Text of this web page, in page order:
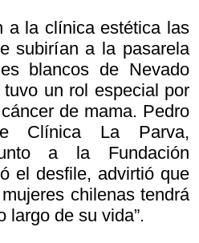
a la clínica estética las
subirían a la pasarela
blancos de Nevado
un rol especial por
de mama. Pedro
Clínica La Parva,
a la Fundación
el desfile, advirtió que
chilenas tendrá
largo de su vida”.